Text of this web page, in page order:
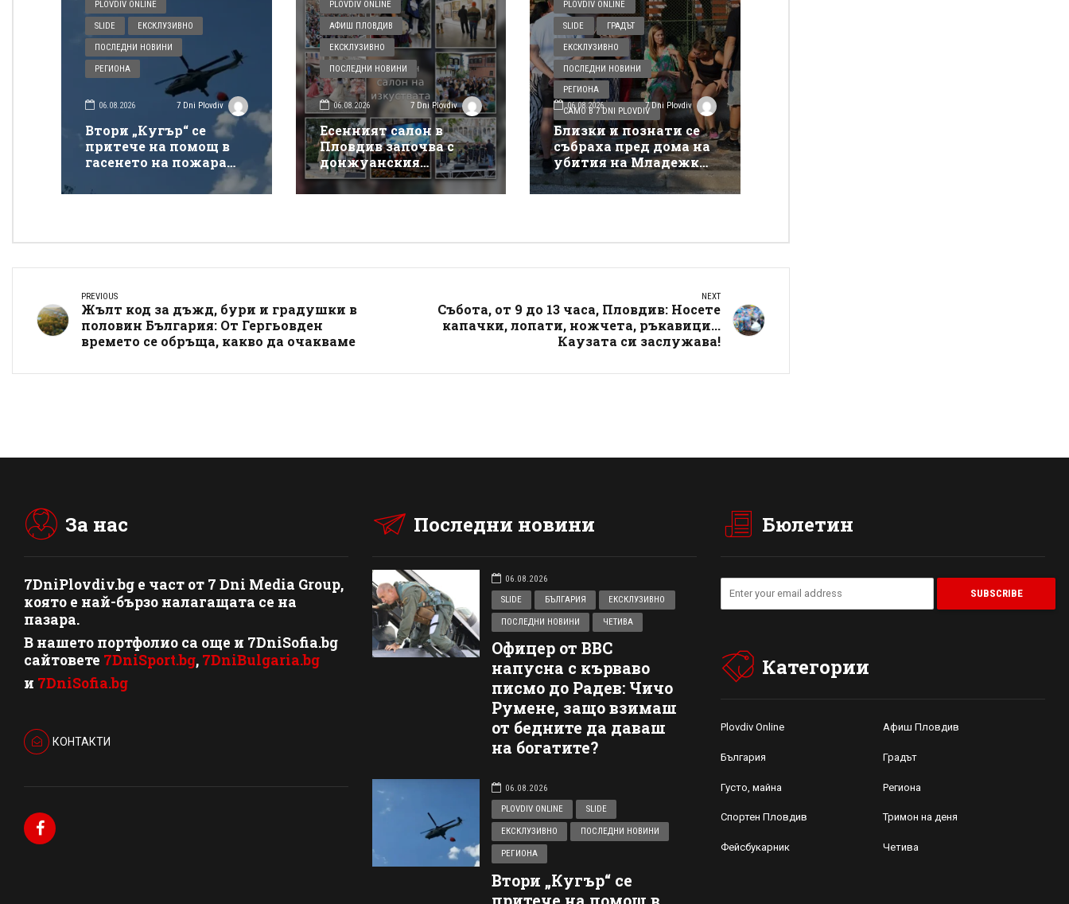
PLOVDIV ONLINE
SLIDE ЕКСКЛУЗИВНО
ПОСЛЕДНИ НОВИНИ
РЕГИОНА
06.08.2026 7 Dni Plovdiv
Втори „Кугър“ се
притече на помощ в
гасенето на пожара
покрай магистрала
„Тракия“
PLOVDIV ONLINE
АФИШ ПЛОВДИВ
ЕКСКЛУЗИВНО
ПОСЛЕДНИ НОВИНИ
06.08.2026 7 Dni Plovdiv
Есенният салон в
Пловдив започва с
донжуанския
спектакъл на Деян
Донков
PLOVDIV ONLINE
SLIDE ГРАДЪТ
ЕКСКЛУЗИВНО
ПОСЛЕДНИ НОВИНИ
РЕГИОНА
САМО В 7 DNI PLOVDIV
06.08.2026 7 Dni Plovdiv
Близки и познати се
събраха пред дома на
убития на Младежки
хълм: Не е педофил,
търсеше си приятелка
PREVIOUS
Жълт код за дъжд, бури и градушки в
половин България: От Гергьовден
времето се обръща, какво да очакваме
NEXT
Събота, от 9 до 13 часа, Пловдив: Носете
капачки, лопати, ножчета, ръкавици...
Каузата си заслужава!
За нас
7DniPlovdiv.bg e част от 7 Dni Media Group,
която е най-бързо налагащата се на
пазара.
В нашето портфолио са още и 7DniSofia.bg
сайтовете 7DniSport.bg, 7DniBulgaria.bg
и 7DniSofia.bg
КОНТАКТИ
Последни новини
06.08.2026
SLIDE
БЪЛГАРИЯ ЕКСКЛУЗИВНО
ПОСЛЕДНИ НОВИНИ ЧЕТИВА
Офицер от ВВС
напусна с кърваво
писмо до Радев: Чичо
Румене, защо взимаш
от бедните да даваш
на богатите?
06.08.2026
PLOVDIV ONLINE
SLIDE
ЕКСКЛУЗИВНО ПОСЛЕДНИ НОВИНИ
РЕГИОНА
Втори „Кугър“ се
Бюлетин
Категории
Plovdiv Online Афиш Пловдив
България Градът
Густо, майна Региона
Спортен Пловдив Тримон на деня
Фейсбукарник Четива